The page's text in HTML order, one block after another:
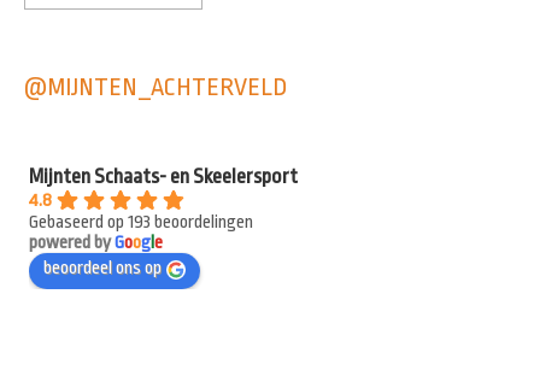
@MIJNTEN_ACHTERVELD
Mijnten Schaats- en Skeelersport
4.8
Gebaseerd op 193 beoordelingen
powered byGoogle
beoordeel ons op